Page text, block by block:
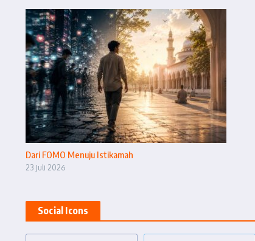
Dari FOMO Menuju Istikamah
23 Juli 2026
Social Icons